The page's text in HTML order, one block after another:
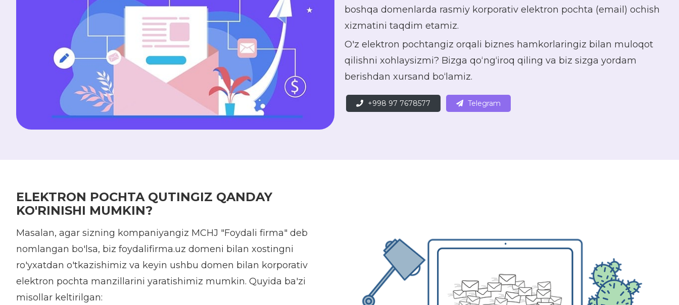
boshqa domenlarda rasmiy korporativ elektron pochta (email) ochish
xizmatini taqdim etamiz.
O'z elektron pochtangiz orqali biznes hamkorlaringiz bilan muloqot
qilishni xohlaysizmi? Bizga qo‘ng‘iroq qiling va biz sizga yordam
berishdan xursand bo‘lamiz.
+998 97 7678577 Telegram
ELEKTRON POCHTA QUTINGIZ QANDAY
KO'RINISHI MUMKIN?
Masalan, agar sizning kompaniyangiz MCHJ "Foydali firma" deb
nomlangan bo'lsa, biz foydalifirma.uz domeni bilan xostingni
ro'yxatdan o'tkazishimiz va keyin ushbu domen bilan korporativ
elektron pochta manzillarini yaratishimiz mumkin. Quyida ba'zi
misollar keltirilgan: